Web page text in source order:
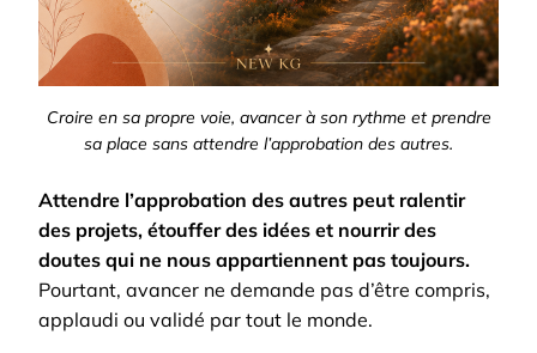
Croire en sa propre voie, avancer à son rythme et prendre
sa place sans attendre l’approbation des autres.
Attendre l’approbation des autres peut ralentir
des projets, étouffer des idées et nourrir des
doutes qui ne nous appartiennent pas toujours.
Pourtant, avancer ne demande pas d’être compris,
applaudi ou validé par tout le monde.